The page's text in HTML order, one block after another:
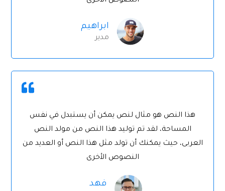
ابراهيم
مدير
هذا النص هو مثال لنص يمكن أن يستبدل في نفس
المساحة، لقد تم توليد هذا النص من مولد النص
العربى، حيث يمكنك أن تولد مثل هذا النص أو العديد من
النصوص الأخرى
فهد